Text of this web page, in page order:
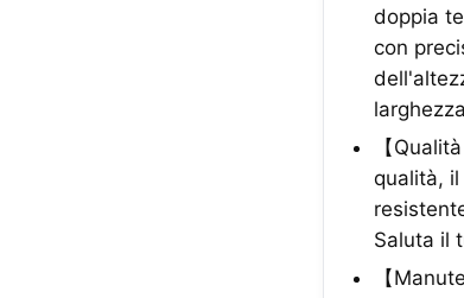
doppia
con
【
qualità,
Saluta il
【